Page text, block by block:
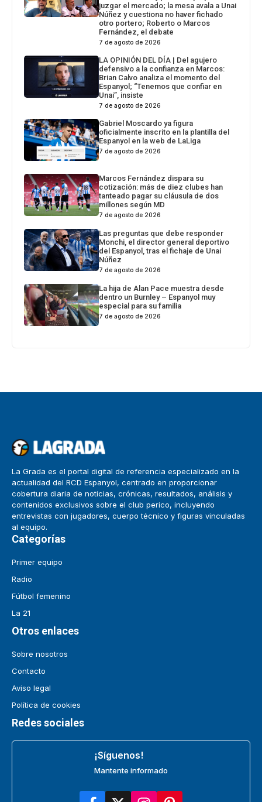
juzgar el mercado; la mesa avala a Unai
Núñez y cuestiona no haver fichado
otro portero; Roberto o Marcos
Fernández, el debate
7 de agosto de 2026
LA OPINIÓN DEL DÍA | Del agujero
defensivo a la confianza en Marcos:
Brian Calvo analiza el momento del
Espanyol; “Tenemos que confiar en
Unai”, insiste
7 de agosto de 2026
Gabriel Moscardo ya figura
oficialmente inscrito en la plantilla del
Espanyol en la web de LaLiga
7 de agosto de 2026
Marcos Fernández dispara su
cotización: más de diez clubes han
tanteado pagar su cláusula de dos
millones según MD
7 de agosto de 2026
Las preguntas que debe responder
Monchi, el director general deportivo
del Espanyol, tras el fichaje de Unai
Núñez
7 de agosto de 2026
La hija de Alan Pace muestra desde
dentro un Burnley – Espanyol muy
especial para su familia
7 de agosto de 2026
La Grada es el portal digital de referencia especializado en la
actualidad del RCD Espanyol, centrado en proporcionar
cobertura diaria de noticias, crónicas, resultados, análisis y
contenidos exclusivos sobre el club perico, incluyendo
entrevistas con jugadores, cuerpo técnico y figuras vinculadas
al equipo.
Categorías
Primer equipo
Radio
Fútbol femenino
La 21
Otros enlaces
Sobre nosotros
Contacto
Aviso legal
Política de cookies
Redes sociales
¡Síguenos!
Mantente informado